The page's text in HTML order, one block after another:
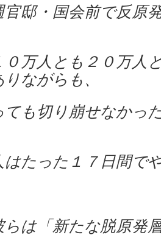
官邸・国会前で反原
０万人とも２０万人
ながらも、
ても切り崩せなかっ
はたった１７日間で
らは「新たな脱原発